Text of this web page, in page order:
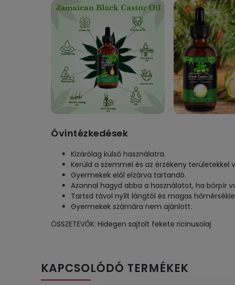
Óvintézkedések
Kizárólag külső használatra.
Kerüld a szemmel és az érzékeny területekkel
Gyermekek elől elzárva tartandó.
Azonnal hagyd abba a használatot, ha bőrpír
Tartsd távol nyílt lángtól és magas
Gyermekek számára nem ajánlott.
ÖSSZETEVŐK: Hidegen sajtolt fekete ricinusolaj
KAPCSOLÓDÓ TERMÉKEK